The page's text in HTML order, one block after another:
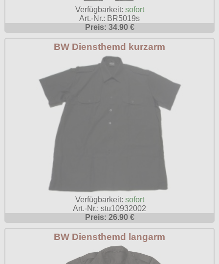
Poizen Industries
Queen of Darkness
Relco
Restyle
Gothic Shop
Hot Rod
Punkrock
Verfügbarkeit: sofort
Art.-Nr.: BR5019s
Preis: 34.90 €
BW Diensthemd kurzarm
Verfügbarkeit: sofort
Art.-Nr.: stu10932002
Preis: 26.90 €
BW Diensthemd langarm